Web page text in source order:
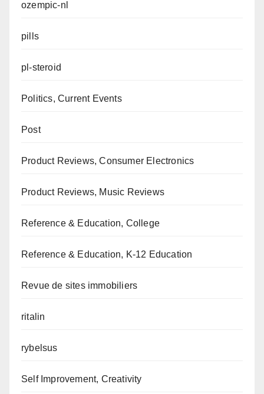
ozempic-nl
pills
pl-steroid
Politics, Current Events
Post
Product Reviews, Consumer Electronics
Product Reviews, Music Reviews
Reference & Education, College
Reference & Education, K-12 Education
Revue de sites immobiliers
ritalin
rybelsus
Self Improvement, Creativity